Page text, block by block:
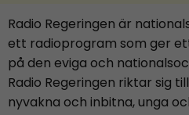
Radio Regeringen är
ett radioprogram som ger
på den eviga och
Radio Regeringen riktar sig
nyvakna och inbitna, unga